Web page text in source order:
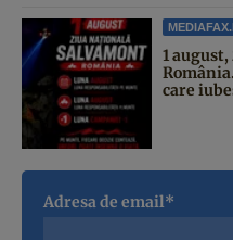
1
care
Adresa de email*